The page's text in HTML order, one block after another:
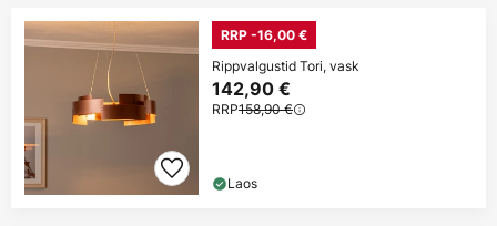
RRP -16,00 €
Rippvalgustid Tori, vask
142,90 €
RRP158,90 €
Laos